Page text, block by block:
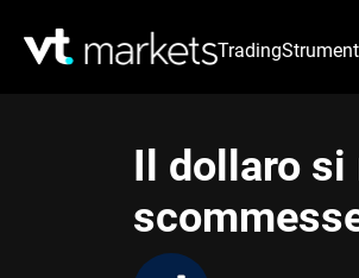
Trading
Il dollaro